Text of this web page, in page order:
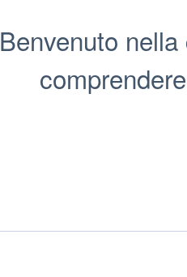
Benvenuto